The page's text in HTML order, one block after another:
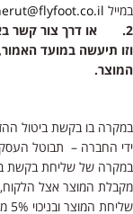
במייל
2.
או דרך צור קשר
וזו תיעשה במועד
המוצר.
במקרה בו בקשת ביטול
ידי החברה – תבוטל
מקבלת המוצר אצל הלקוח,